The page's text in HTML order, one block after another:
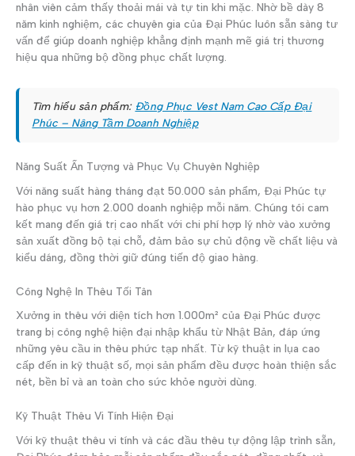
nhân viên cảm thấy thoải mái và tự tin khi mặc. Nhờ bề dày 8
năm kinh nghiệm, các chuyên gia của Đại Phúc luôn sẵn sàng tư
vấn để giúp doanh nghiệp khẳng định mạnh mẽ giá trị thương
hiệu qua những bộ đồng phục chất lượng.
Tìm hiểu sản phẩm: Đồng Phục Vest Nam Cao Cấp Đại
Phúc – Nâng Tầm Doanh Nghiệp
Năng Suất Ấn Tượng và Phục Vụ Chuyên Nghiệp
Với năng suất hàng tháng đạt 50.000 sản phẩm, Đại Phúc tự
hào phục vụ hơn 2.000 doanh nghiệp mỗi năm. Chúng tôi cam
kết mang đến giá trị cao nhất với chi phí hợp lý nhờ vào xưởng
sản xuất đồng bộ tại chỗ, đảm bảo sự chủ động về chất liệu và
kiểu dáng, đồng thời giữ đúng tiến độ giao hàng.
Công Nghệ In Thêu Tối Tân
Xưởng in thêu với diện tích hơn 1.000m² của Đại Phúc được
trang bị công nghệ hiện đại nhập khẩu từ Nhật Bản, đáp ứng
những yêu cầu in thêu phức tạp nhất. Từ kỹ thuật in lụa cao
cấp đến in kỹ thuật số, mọi sản phẩm đều được hoàn thiện sắc
nét, bền bỉ và an toàn cho sức khỏe người dùng.
Kỹ Thuật Thêu Vi Tính Hiện Đại
Với kỹ thuật thêu vi tính và các đầu thêu tự động lập trình sẵn,